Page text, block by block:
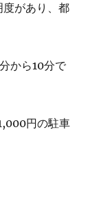
があり、都
から10分で
円の駐車